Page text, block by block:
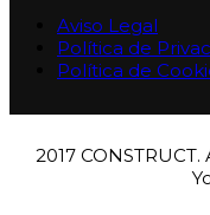
Aviso Legal
Política de
Política de
2017